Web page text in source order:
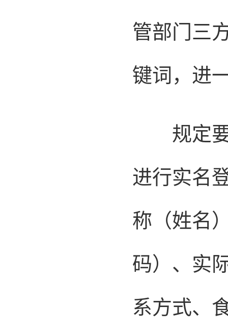
管部门三
键词，进
规定要
进行实名
称（姓名
码）、实
系方式、